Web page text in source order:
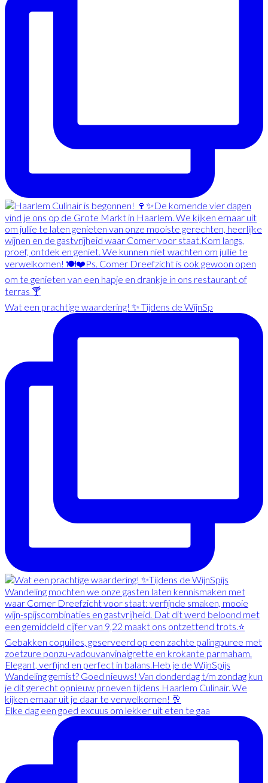
Wat een prachtige waardering! ✨ Tijdens de WijnSp
Elke dag een goed excuus om lekker uit eten te gaa